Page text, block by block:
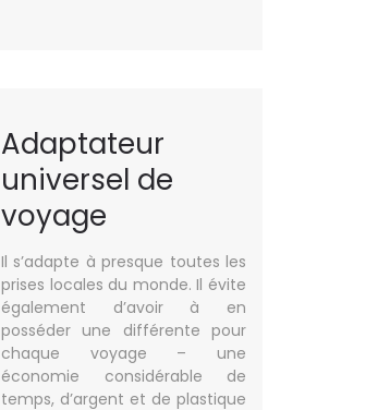
Adaptateur
universel de
voyage
Il s’adapte à presque toutes les
prises locales du monde. Il évite
également d’avoir à en
posséder une différente pour
chaque voyage – une
économie considérable de
temps, d’argent et de plastique